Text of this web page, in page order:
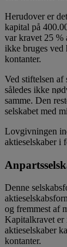
Herudover er
kapital på
var kravet 25 %
ikke bruges
kontanter.
Ved stiftelsen af
således ikke
samme. Den
selskabet med
Lovgivningen
aktieselskaber i
Denne
og fremmest af
Kapitalkravet er
aktieselskaber
kontanter.